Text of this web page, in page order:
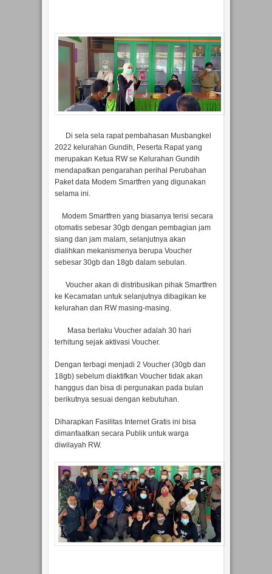
Di sela sela rapat pembahasan Musbangkel
2022 kelurahan Gundih, Peserta Rapat yang
merupakan Ketua RW se Kelurahan Gundih
mendapatkan pengarahan perihal Perubahan
Paket data Modem Smartfren yang digunakan
selama ini.
Modem Smartfren yang biasanya terisi secara
otomatis sebesar 30gb dengan pembagian jam
siang dan jam malam, selanjutnya akan
dialihkan mekanismenya berupa Voucher
sebesar 30gb dan 18gb dalam sebulan.
Voucher akan di distribusikan pihak Smartfren
ke Kecamatan untuk selanjutnya dibagikan ke
kelurahan dan RW masing-masing.
Masa berlaku Voucher adalah 30 hari
terhitung sejak aktivasi Voucher.
Dengan terbagi menjadi 2 Voucher (30gb dan
18gb) sebelum diaktifkan Voucher tidak akan
hanggus dan bisa di pergunakan pada bulan
berikutnya sesuai dengan kebutuhan.
Diharapkan Fasilitas Internet Gratis ini bisa
dimanfaatkan secara Publik untuk warga
diwilayah RW.